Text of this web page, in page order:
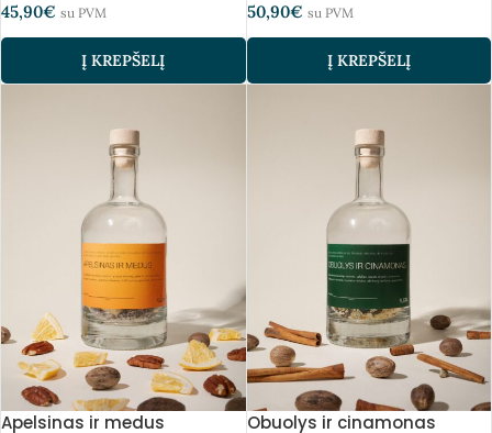
45,90€ su PVM
Į KREPŠELĮ
50,90€ su PVM
Į KREPŠELĮ
Apelsinas ir medus Obuolys ir cinamonas